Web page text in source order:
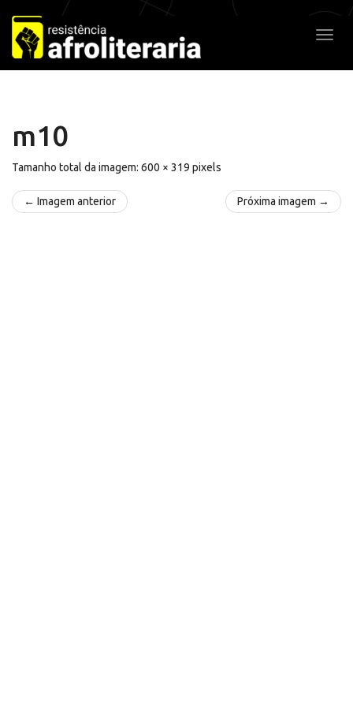
Pular
para
o
conteúdo
m10
Tamanho total da imagem: 600 × 319 pixels
← Imagem anterior Próxima imagem →